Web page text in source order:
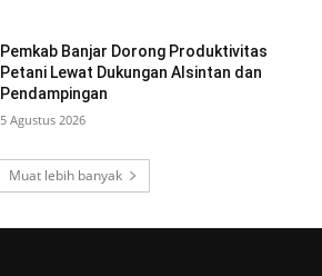
Pemkab Banjar Dorong Produktivitas
Petani Lewat Dukungan Alsintan dan
Pendampingan
5 Agustus 2026
Muat lebih banyak